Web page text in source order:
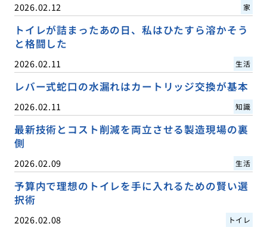
2026.02.12 家
トイレが詰まったあの日、私はひたすら溶かそう
と格闘した
2026.02.11 生活
レバー式蛇口の水漏れはカートリッジ交換が基本
2026.02.11 知識
最新技術とコスト削減を両立させる製造現場の裏
側
2026.02.09 生活
予算内で理想のトイレを手に入れるための賢い選
択術
2026.02.08 トイレ